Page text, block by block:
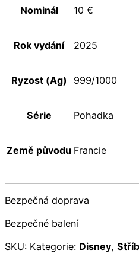
Nominál 10 €
Rok vydání 2025
Ryzost (Ag) 999/1000
Série Pohadka
Země původu Francie
Bezpečná doprava
Bezpečné balení
SKU: Kategorie: Disney,